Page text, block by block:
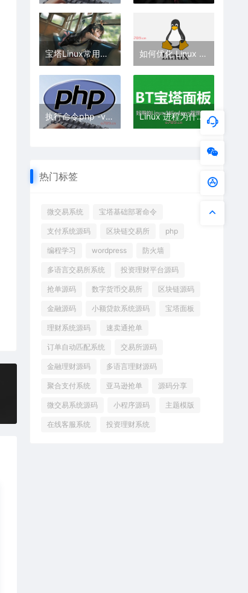
宝塔Linux常用命令 如何优化 Linux 系统运行速度？
执行命令php -v提示php不是内部命令怎么办 Linux 进程为什么会 sleep？
热门标签
微交易系统 宝塔基础部署命令
支付系统源码 区块链交易所 php
编程学习 wordpress 防火墙
多语言交易所系统 投资理财平台源码
抢单源码 数字货币交易所 区块链源码
金融源码 小额贷款系统源码 宝塔面板
理财系统源码 速卖通抢单
订单自动匹配系统 交易所源码
金融理财源码 多语言理财源码
聚合支付系统 亚马逊抢单 源码分享
微交易系统源码 小程序源码 主题模版
在线客服系统 投资理财系统